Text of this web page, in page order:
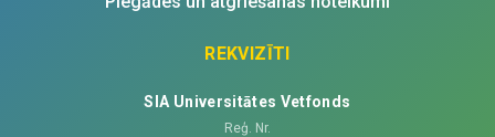
REKVIZĪTI
SIA Universitātes Vetfonds
Reģ. Nr.